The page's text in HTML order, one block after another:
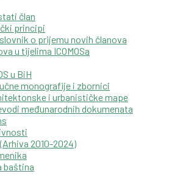
član
principi
o prijemu novih članova
u tijelima ICOMOSa
u BiH
monografije i zbornici
i urbanističke mape
međunarodnih dokumenata
2010-2024)
baština